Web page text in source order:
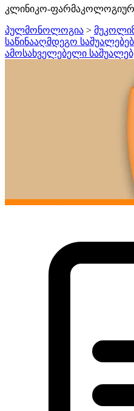
კლინიკო-
პულმონოლოგია >
საწინააღმდეგო
ამოსახველებელი